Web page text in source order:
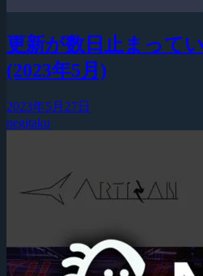
更新が数日止まって
(2023年5月)
2023年5月27日
negitaku